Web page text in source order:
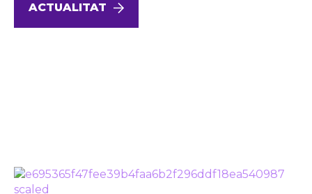
ACTUALITAT